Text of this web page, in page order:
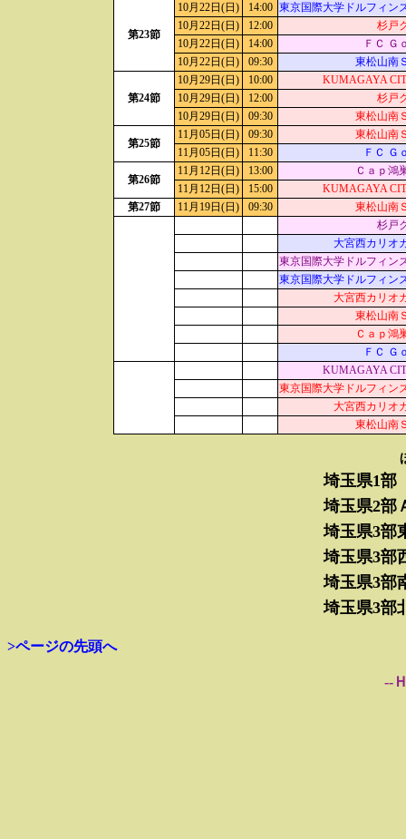
第23節
10月22日(日) 14:00 東京国際大学ドルフィン
10月22日(日)
12:00
杉戸
10月22日(日)
14:00
ＦＣ Ｇ
10月22日(日)
09:30 東松山南
第24節
10月29日(日) 10:00
KUMAGAYA
10月29日(日)
12:00
杉戸
10月29日(日)
09:30 東松山南
第25節
11月05日(日) 09:30
東松山南
11月05日(日)
11:30 ＦＣ Ｇ
第26節
11月12日(日) 13:00
Ｃａｐ鴻
11月12日(日)
15:00
KUMAGAYA
第27節
11月19日(日) 09:30
東松山南
杉戸
大宮西カリオ
東京国際大学ドルフィン
東京国際大学ドルフィン
大宮西カリオ
東松山南
Ｃａｐ鴻
ＦＣ Ｇ
KUMAGAYA
東京国際大学ドルフィン
大宮西カリオ
東松山南
埼玉県1部
埼玉県2部
埼玉県3部
埼玉県3部
埼玉県3部
埼玉県3部
>ページの先頭へ
--